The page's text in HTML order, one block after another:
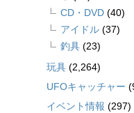
CD・DVD (40)
アイドル (37)
釣具 (23)
玩具 (2,264)
UFOキャッチャー
イベント情報 (297)